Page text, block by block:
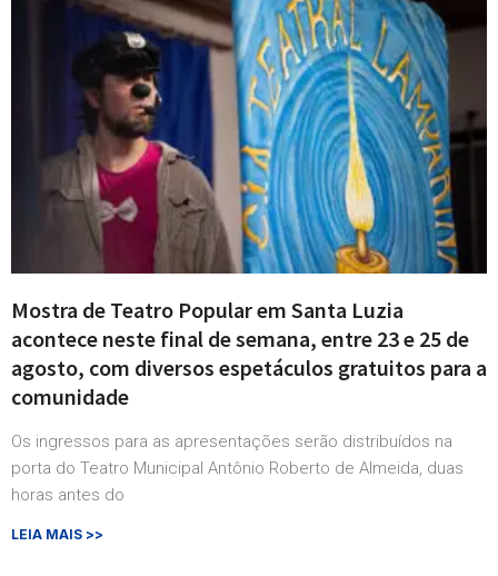
Mostra de Teatro Popular em Santa Luzia
acontece neste final de semana, entre 23 e 25 de
agosto, com diversos espetáculos gratuitos para a
comunidade
Os ingressos para as apresentações serão distribuídos na
porta do Teatro Municipal Antônio Roberto de Almeida, duas
horas antes do
LEIA MAIS >>